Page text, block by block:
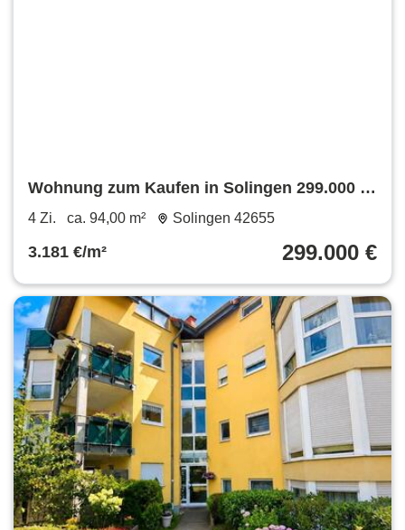
Wohnung zum Kaufen in Solingen 299.000 €
94 m²
4 Zi. ca. 94,00 m² Solingen 42655
3.181 €/m² 299.000 €